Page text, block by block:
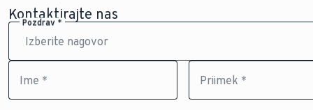
Kontaktirajte nas
Pozdrav *
Ime * Priimek *